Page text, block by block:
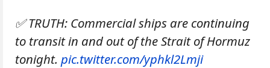
✅ TRUTH: Commercial ships are continuing
to transit in and out of the Strait of Hormuz
tonight. pic.twitter.com/yphkl2Lmji